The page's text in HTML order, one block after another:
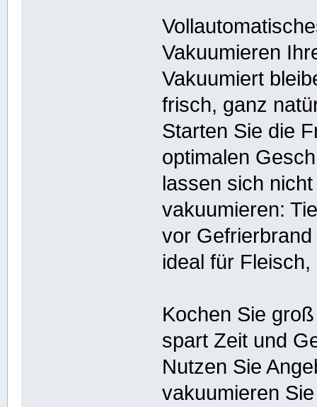
Vakuumieren
Vakuumiert
frisch, ganz
Starten Sie die
optimalen
lassen sich
vakuumieren:
vor
ideal für
Kochen Sie
spart Zeit und
Nutzen Sie
vakuumieren